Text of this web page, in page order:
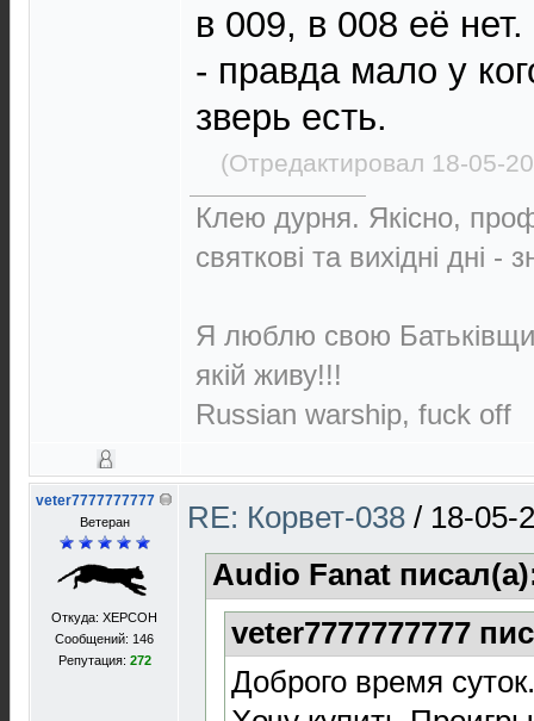
в 009, в 008 её
- правда мало у
зверь есть.
(Отредактировал 18-05-
Клею дурня. Якісно,
святкові та вихідні дні -
Я люблю свою
якій живу!!!
Russian warship, fuck off
veter7777777777
Ветеран
Откуда: XEРСОН
Сообщений: 146
Репутация: 272
RE: Корвет-038 / 18-05-
Audio Fanat
veter7777777777
Доброго время суток.